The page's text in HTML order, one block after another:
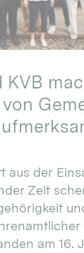
KVB
aus der
Zeit
am 16.